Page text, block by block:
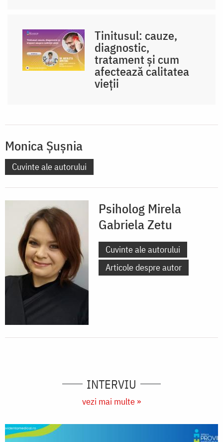
Tinitusul: cauze,
diagnostic,
tratament și cum
afectează calitatea
vieții
Monica Șușnia
Cuvinte ale autorului
Psiholog Mirela
Gabriela Zetu
Cuvinte ale autorului
Articole despre autor
INTERVIU
vezi mai multe »